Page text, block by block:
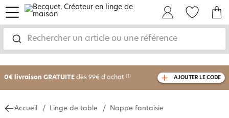
Rechercher un article ou une référence
menu
-25% sur votre commandedès 2 articles
0€ livraison GRATUITE dès 99€ d'achat (1) AJOUTER LE CODE
Accueil Linge de table Nappe fantaisie